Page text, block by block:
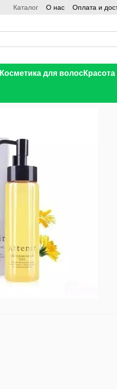
Каталог О нас Оплата и
Косметика для волос